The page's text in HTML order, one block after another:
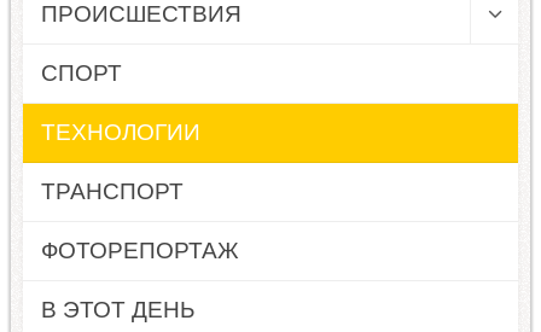
ПРОИСШЕСТВИЯ
СПОРТ
ТЕХНОЛОГИИ
ТРАНСПОРТ
ФОТОРЕПОРТАЖ
В ЭТОТ ДЕНЬ